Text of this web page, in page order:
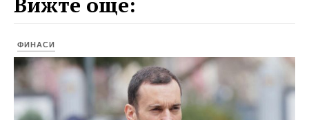
ФИНАСИ